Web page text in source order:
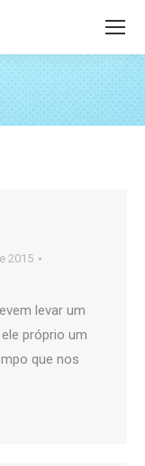
2015
levar um
próprio um
que nos